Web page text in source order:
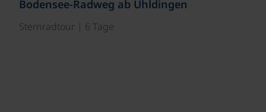
Bodensee-Radweg ab Uhldingen
Sternradtour | 6 Tage